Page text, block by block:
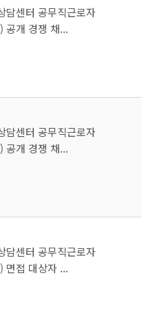
담센터 공무직근로자
공개 경쟁 채...
담센터 공무직근로자
공개 경쟁 채...
담센터 공무직근로자
면접 대상자 ...